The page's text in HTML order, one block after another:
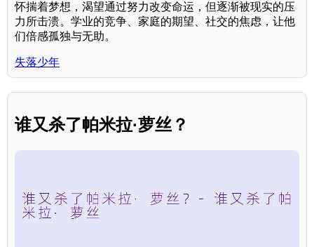
怀揣着梦想，渴望通过努力改变命运，但逐渐被现实的压
力所击溃。学业的竞争、家庭的期望、社交的焦虑，让他
们倍感孤独与无助。
失落少年
谁又杀了帕米拉·萝丝？